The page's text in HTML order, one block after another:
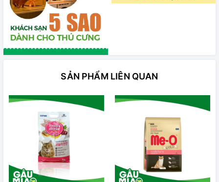
SẢN PHẨM LIÊN QUAN